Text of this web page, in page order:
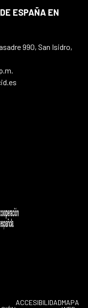
ESPAÑA EN
990, San Isidro,
ACCESIBILIDADMAPA